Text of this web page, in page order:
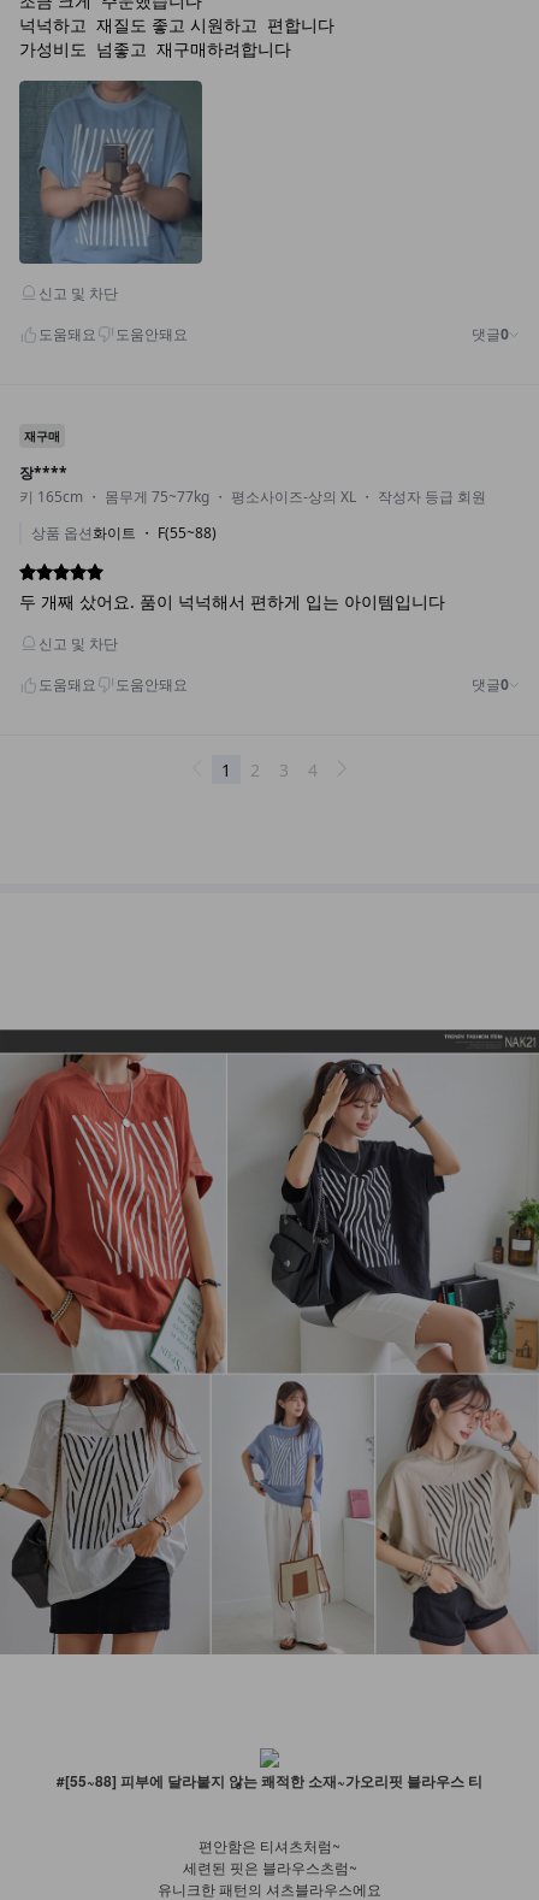
#[55~88] 피부에 달라붙지 않는 쾌적한 소재~가오리핏 블라우스 티
편안함은 티셔츠처럼~
세련된 핏은 블라우스츠럼~
유니크한 패턴의 셔츠블라우스에요